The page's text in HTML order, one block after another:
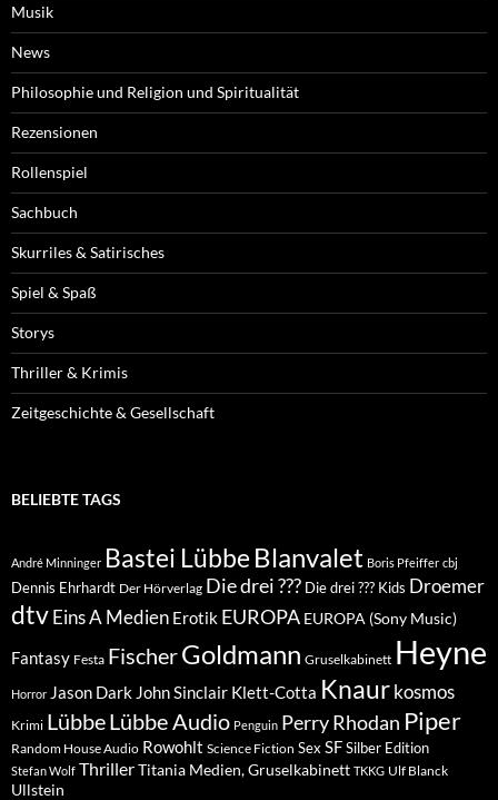
Musik
News
Philosophie und Religion und Spiritualität
Rezensionen
Rollenspiel
Sachbuch
Skurriles & Satirisches
Spiel & Spaß
Storys
Thriller & Krimis
Zeitgeschichte & Gesellschaft
BELIEBTE TAGS
André Minninger Bastei Lübbe Blanvalet Boris Pfeiffer cbj
Dennis Ehrhardt Der Hörverlag Die drei ??? Die drei ??? Kids Droemer
dtvEins A Medien Erotik EUROPA EUROPA (Sony Music)
Fantasy Festa FischerGoldmann Gruselkabinett Heyne
Horror Jason Dark John Sinclair Klett-Cotta Knaur kosmos
Krimi LübbeLübbe Audio Penguin Perry Rhodan Piper
Random House Audio Rowohlt Science Fiction Sex SFSilber Edition
Stefan Wolf ThrillerTitania Medien, Gruselkabinett TKKG Ulf Blanck
Ullstein